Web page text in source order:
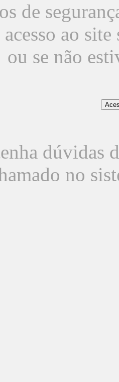
de
acesso ao
ou se não
dúvidas
no